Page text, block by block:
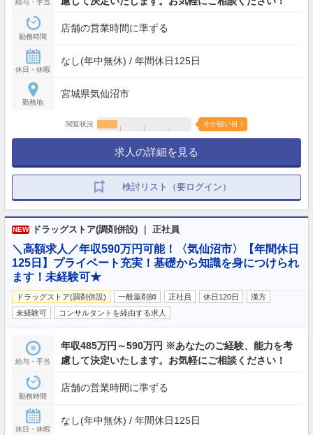
勤務時間
店舗の営業時間に準ずる
休日・休暇
なし(年中無休) / 年間休日125日
勤務地
宮城県気仙沼市
閲覧状況 今が狙い目！
求人の詳細を見る
検討リスト（要ログイン）
NEW ドラッグストア(調剤併設) ｜ 正社員
＼高額求人／年収590万円可能！〈気仙沼市〉【年間休日
125日】プライベート充実！基礎から知識を身につけられ
ます！未経験可★
ドラッグストア(調剤併設) 一般薬剤師 正社員 休日120日
漢方
未経験可
コンサルタントを経由する求人
給与・手当
年収485万円～590万円 ※あなたのご経験、能力を考
慮して決定いたします。お気軽にご相談ください！
勤務時間
店舗の営業時間に準ずる
休日・休暇
なし(年中無休) / 年間休日125日